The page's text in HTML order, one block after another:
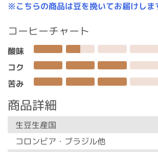
※こちらの商品は豆を挽いてお届けしま
コーヒーチャート
酸味
コク
苦み
商品詳細
生豆生産国
コロンビア・ブラジル他